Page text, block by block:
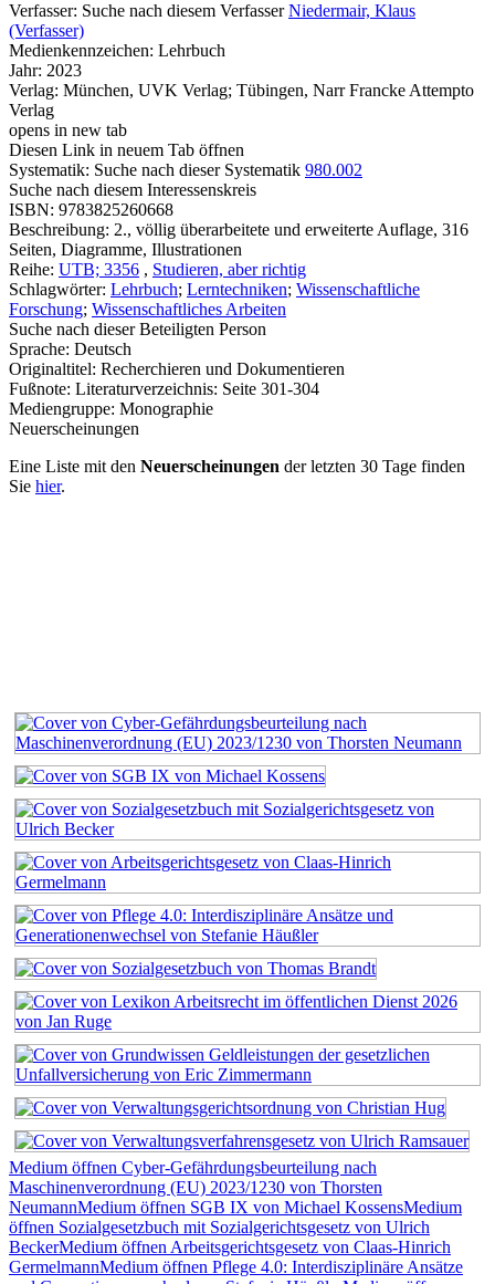
Verfasser: Suche nach diesem Verfasser Niedermair, Klaus
(Verfasser)
Medienkennzeichen: Lehrbuch
Jahr: 2023
Verlag: München, UVK Verlag; Tübingen, Narr Francke Attempto
Verlag
opens in new tab
Diesen Link in neuem Tab öffnen
Systematik: Suche nach dieser Systematik 980.002
Suche nach diesem Interessenskreis
ISBN: 9783825260668
Beschreibung: 2., völlig überarbeitete und erweiterte Auflage, 316
Seiten, Diagramme, Illustrationen
Reihe: UTB; 3356 , Studieren, aber richtig
Schlagwörter: Lehrbuch; Lerntechniken; Wissenschaftliche
Forschung; Wissenschaftliches Arbeiten
Suche nach dieser Beteiligten Person
Sprache: Deutsch
Originaltitel: Recherchieren und Dokumentieren
Fußnote: Literaturverzeichnis: Seite 301-304
Mediengruppe: Monographie
Neuerscheinungen
Eine Liste mit den Neuerscheinungen der letzten 30 Tage finden
Sie hier.
Medium öffnen Cyber-Gefährdungsbeurteilung nach
Maschinenverordnung (EU) 2023/1230 von Thorsten
NeumannMedium öffnen SGB IX von Michael KossensMedium
öffnen Sozialgesetzbuch mit Sozialgerichtsgesetz von Ulrich
BeckerMedium öffnen Arbeitsgerichtsgesetz von Claas-Hinrich
GermelmannMedium öffnen Pflege 4.0: Interdisziplinäre Ansätze